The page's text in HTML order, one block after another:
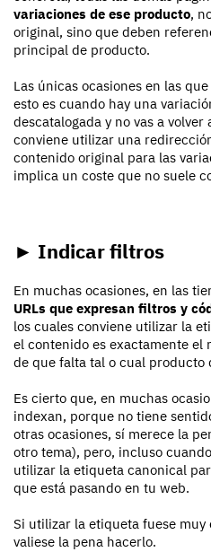
variaciones de ese producto,
original, sino que deben
principal de producto.
Las únicas ocasiones en las
esto es cuando hay una
descatalogada y no vas a volver
conviene utilizar una
contenido original para las
implica un coste que no suele
► Indicar filtros
En muchas ocasiones, en las
URLs que expresan filtros y
los cuales conviene utilizar la
el contenido es exactamente el
de que falta tal o cual
Es cierto que, en muchas
indexan, porque no tiene
otras ocasiones, sí merece la
otro tema), pero, incluso
utilizar la etiqueta canonical
que está pasando en tu web.
Si utilizar la etiqueta fuese
valiese la pena hacerlo.